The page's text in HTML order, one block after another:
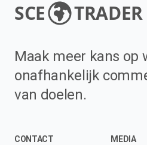
SCE TRADER
Maak meer kans op
onafhankelijk
van doelen.
CONTACT MEDIA